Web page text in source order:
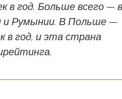
в год. Больше всего — в
и Румынии. В Польше —
в год, и эта страна